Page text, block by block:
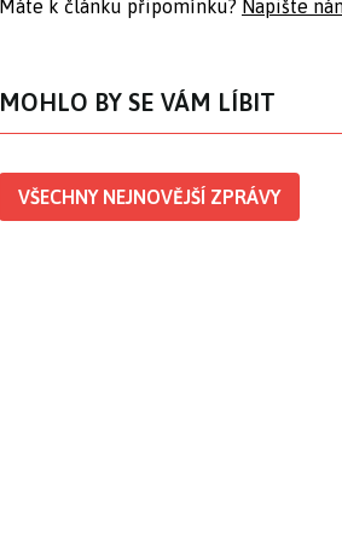
Máte k článku připomínku? Napište
MOHLO BY SE VÁM LÍBIT
VŠECHNY NEJNOVĚJŠÍ ZPRÁVY